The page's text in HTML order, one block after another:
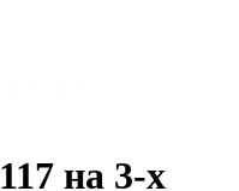
на 3-х